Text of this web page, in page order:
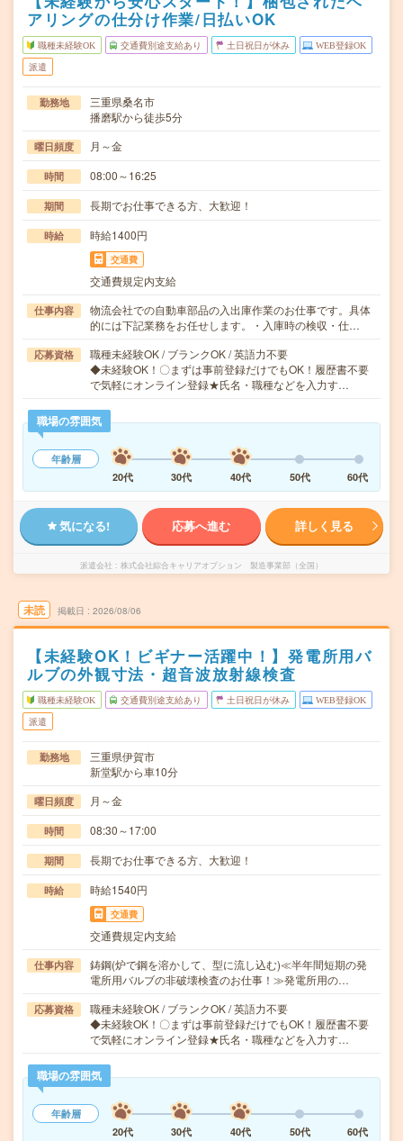
アリングの仕分け作業/日払いOK
職種未経験OK 交通費別途支給あり 土日祝日が休み WEB登録OK
派遣
勤務地
三重県桑名市
播磨駅から徒歩5分
曜日頻度 月～金
時間 08:00～16:25
期間 長期でお仕事できる方、大歓迎！
時給 時給1400円
交通費
交通費規定内支給
仕事内容
物流会社での自動車部品の入出庫作業のお仕事です。具体
的には下記業務をお任せします。・入庫時の検収・仕…
応募資格
職種未経験OK / ブランクOK / 英語力不要
◆未経験OK！〇まずは事前登録だけでもOK！履歴書不要
で気軽にオンライン登録★氏名・職種などを入力す…
職場の雰囲気
年齢層
20代
30代 40代 50代 60代
気になる! 応募へ進む 詳しく見る
派遣会社 株式会社綜合キャリアオプション 製造事業部（全国）
未読 掲載日 2026/08/06
【未経験OK！ビギナー活躍中！】発電所用バ
ルブの外観寸法・超音波放射線検査
職種未経験OK 交通費別途支給あり 土日祝日が休み WEB登録OK
派遣
勤務地
三重県伊賀市
新堂駅から車10分
曜日頻度 月～金
時間 08:30～17:00
期間 長期でお仕事できる方、大歓迎！
時給 時給1540円
交通費
交通費規定内支給
仕事内容
鋳鋼(炉で鋼を溶かして、型に流し込む)≪半年間短期の発
電所用バルブの非破壊検査のお仕事！≫発電所用の…
応募資格
職種未経験OK / ブランクOK / 英語力不要
◆未経験OK！〇まずは事前登録だけでもOK！履歴書不要
で気軽にオンライン登録★氏名・職種などを入力す…
職場の雰囲気
年齢層
20代
30代 40代 50代 60代